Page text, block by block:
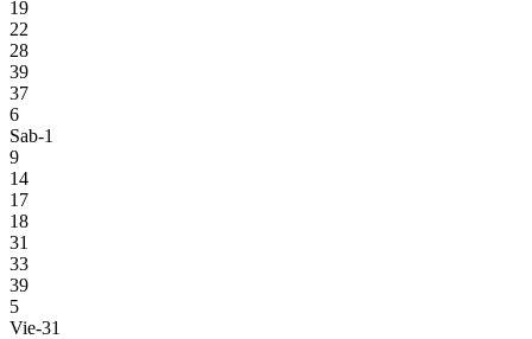
19
22
28
39
37
6
Sab-1
9
14
17
18
31
33
39
5
Vie-31